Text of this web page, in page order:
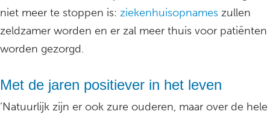
niet meer te stoppen is: ziekenhuisopnames zullen
zeldzamer worden en er zal meer thuis voor patiënten
worden gezorgd.
Met de jaren positiever in het leven
‘Natuurlijk zijn er ook zure ouderen, maar over de hele